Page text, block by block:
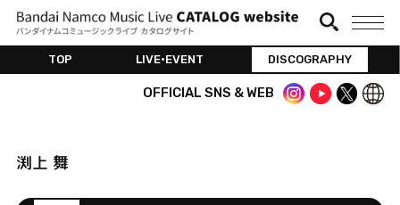
TOP LIVE•EVENT DISCOGRAPHY
OFFICIAL SNS & WEB
渕上 舞